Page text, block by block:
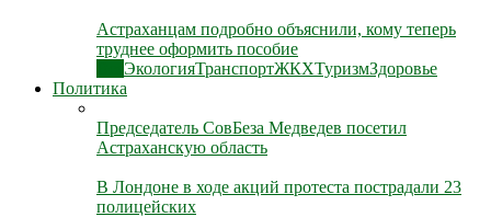
Астраханцам подробно объяснили, кому теперь
труднее оформить пособие
ЭкологияТранспортЖКХТуризмЗдоровье
Политика
Председатель СовБеза Медведев посетил
Астраханскую область
В Лондоне в ходе акций протеста пострадали 23
полицейских